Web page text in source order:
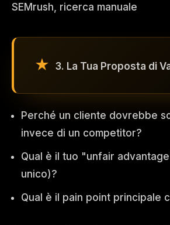
SEMrush, ricerca manuale
3. La Tua Proposta di
Perché un cliente dovrebbe
invece di un competitor?
Qual è il tuo "unfair
unico)?
Qual è il pain point principale